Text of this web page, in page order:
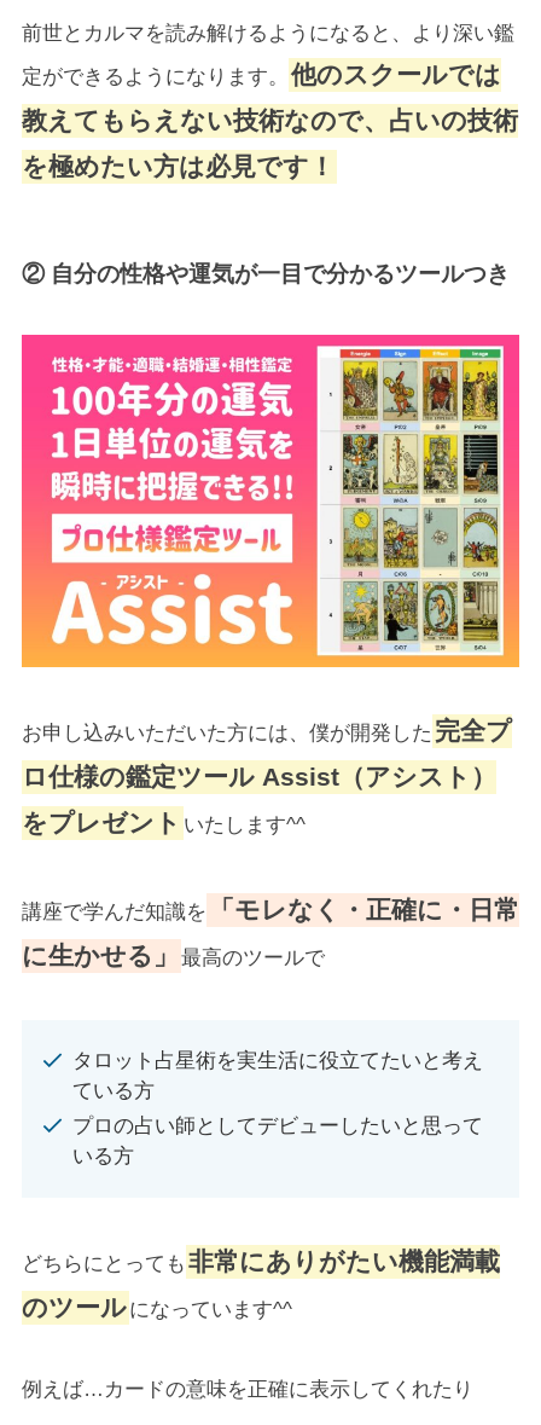
前世とカルマを読み解けるようになると、より深い鑑
定ができるようになります。
他のスクールでは
教えてもらえない技術なので、占いの技術
を極めたい方は必見です！
② 自分の性格や運気が一目で分かるツールつき
お申し込みいただいた方には、僕が開発した 完全プ
ロ仕様の鑑定ツール Assist（アシスト）
をプレゼント いたします^^
講座で学んだ知識を
「モレなく・正確に・日常
に生かせる」
最高のツールで
タロット占星術を実生活に役立てたいと考え
ている方
プロの占い師としてデビューしたいと思って
いる方
どちらにとっても 非常にありがたい機能満載
のツールになっています^^
例えば…カードの意味を正確に表示してくれたり